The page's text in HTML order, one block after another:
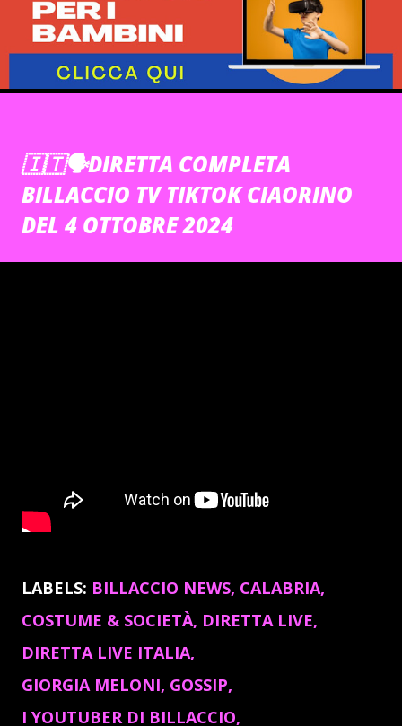
🇮🇹🗣DIRETTA COMPLETA
BILLACCIO TV TIKTOK CIAORINO
DEL 4 OTTOBRE 2024
LABELS: BILLACCIO NEWS CALABRIA
COSTUME & SOCIETÀ DIRETTA LIVE
DIRETTA LIVE ITALIA
GIORGIA MELONI GOSSIP
I YOUTUBER DI BILLACCIO